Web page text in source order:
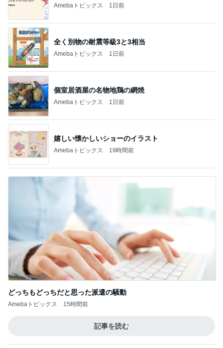
Amebaトピックス 1日前
全く別物の耐震等級3と3相当
Amebaトピックス 1日前
個室居酒屋の名物地鶏の網焼
Amebaトピックス 1日前
嬉しい懐かしいショーのイラスト
Amebaトピックス 19時間前
どっちもどっちだと思った派遣の騒動
Amebaトピックス 15時間前
記事を読む